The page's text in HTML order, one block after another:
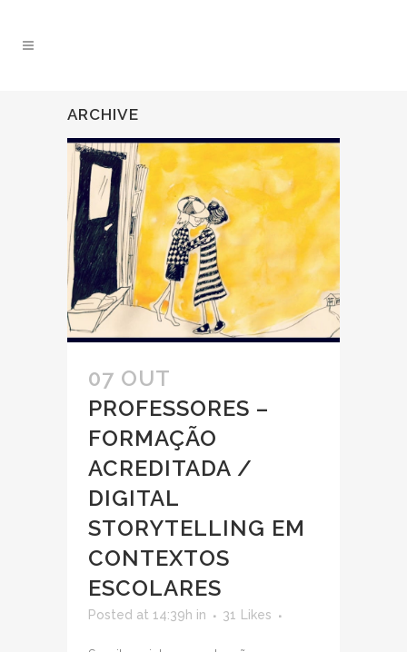
ARCHIVE
07 OUT
PROFESSORES –
FORMAÇÃO
ACREDITADA /
DIGITAL
STORYTELLING EM
CONTEXTOS
ESCOLARES
Posted at 14:39h in 31 Likes